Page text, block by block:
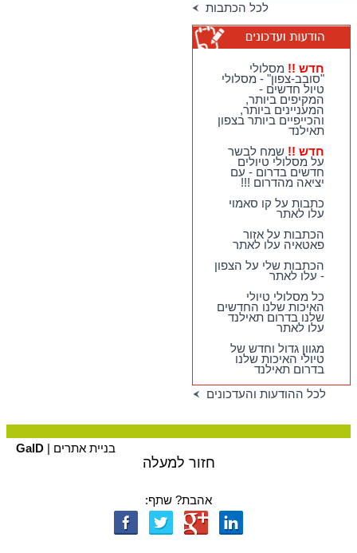
הכתבות על אזור
כתבה חדשה על מקדש
יפהפה בקנצ'נבורי
הכתבות שלי על הצפון
- עלו לאתר
כל מסלולי טיולי
האיכות שלנו החדשים
שלנו בדרום תאילנד
עלו לאתר
מגוון גדול וחדש של
טיולי האיכות שלנו
בדרום תאילנד
טיולי יום מהואה הין -
מבחר גדול של
מסלולים כייפיים
וחווייתיים לנופשים
בהואה הין !!
לכל הכתבות
חדש !! מסלולי
"סובב-צפון" - מסלולי
טיול חדשים -
המקיפים ביותר,
המעניינים ביותר,
והכייפיים ביותר בצפון
תאילנד
חדש !! שמח לבשר
על מסלולי טיולים
חדשים בדרום - עם
יציאה מהדרום !!!
כתבות על קו סאמוי
עלו לאתר
הכתבות על אזור
פאטאיה עלו לאתר
הכתבות שלי על הצפון
- עלו לאתר
כל מסלולי טיולי
האיכות שלנו החדשים
שלנו בדרום תאילנד
עלו לאתר
מגוון גדול וחדש של
טיולי האיכות שלנו
בדרום תאילנד
לכל ההודעות והעדכונים
בניית אתרים | GalD
חזור למעלה
אהבת? שתף: